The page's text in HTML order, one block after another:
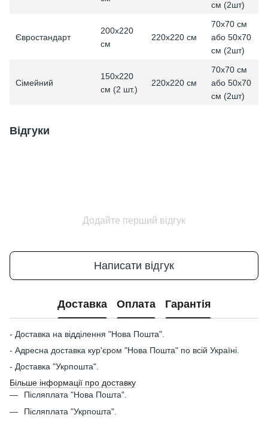
см (2шт)
Євростандарт
200х220
см
220х220 см
70x70 см
або 50x70
см (2шт)
Сімейний
150х220
см (2 шт.)
220х220 см
70x70 см
або 50x70
см (2шт)
Відгуки
Додайте перший відгук
Написати відгук
Доставка Оплата Гарантія
- Доставка на відділення "Нова Пошта".
- Адресна доставка кур'єром "Нова Пошта" по всій Україні.
- Доставка "Укрпошта".
Більше інформації про доставку
Післяплата "Нова Пошта".
Післяплата "Укрпошта".